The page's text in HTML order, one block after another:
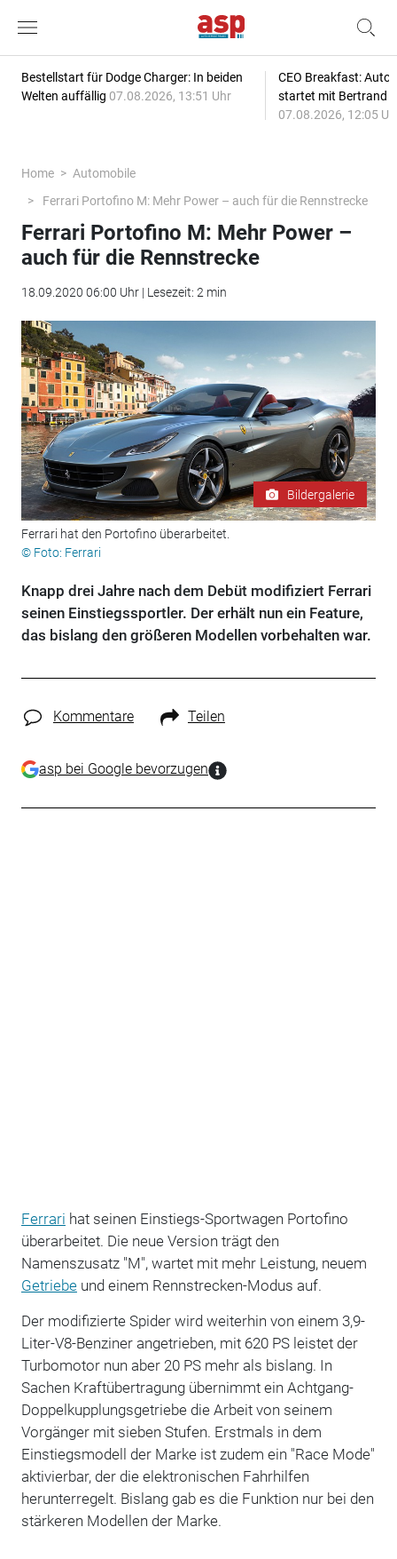
Bestellstart für Dodge Charger: In beiden
Welten auffällig 07.08.2026, 13:51 Uhr
CEO Breakfast:
startet mit Bertrand
07.08.2026, 12:05
Home
Automobile
Ferrari Portofino M: Mehr Power – auch für die Rennstrecke
Ferrari Portofino M: Mehr Power –
auch für die Rennstrecke
18.09.2020 06:00 Uhr | Lesezeit: 2 min
Bildergalerie
Ferrari hat den Portofino überarbeitet.
© Foto: Ferrari
Knapp drei Jahre nach dem Debüt modifiziert Ferrari
seinen Einstiegssportler. Der erhält nun ein Feature,
das bislang den größeren Modellen vorbehalten war.
Kommentare Teilen
asp bei Google bevorzugen
Ferrari hat seinen Einstiegs-Sportwagen Portofino
überarbeitet. Die neue Version trägt den
Namenszusatz "M", wartet mit mehr Leistung, neuem
Getriebeund einem Rennstrecken-Modus auf.
Der modifizierte Spider wird weiterhin von einem 3,9-
Liter-V8-Benziner angetrieben, mit 620 PS leistet der
Turbomotor nun aber 20 PS mehr als bislang. In
Sachen Kraftübertragung übernimmt ein Achtgang-
Doppelkupplungsgetriebe die Arbeit von seinem
Vorgänger mit sieben Stufen. Erstmals in dem
Einstiegsmodell der Marke ist zudem ein "Race Mode"
aktivierbar, der die elektronischen Fahrhilfen
herunterregelt. Bislang gab es die Funktion nur bei den
stärkeren Modellen der Marke.